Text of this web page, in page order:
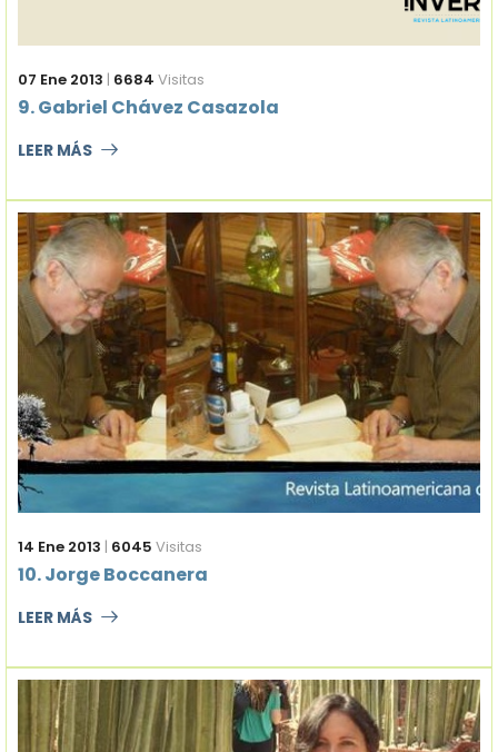
07 Ene 2013 | 6684 Visitas
9. Gabriel Chávez Casazola
LEER MÁS
14 Ene 2013 | 6045 Visitas
10. Jorge Boccanera
LEER MÁS